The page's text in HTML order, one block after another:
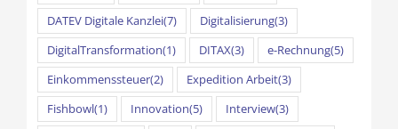
DATEV Digitale Kanzlei(7) Digitalisierung(3)
DigitalTransformation(1) DITAX(3) e-Rechnung(5)
Einkommenssteuer(2) Expedition Arbeit(3)
Fishbowl(1) Innovation(5) Interview(3)